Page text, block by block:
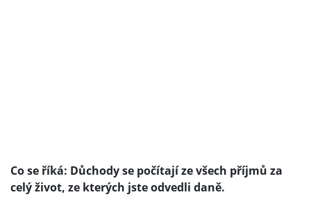
Co se říká: Důchody se počítají ze všech příjmů za
celý život, ze kterých jste odvedli daně.